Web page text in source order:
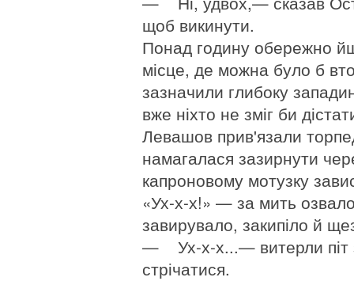
щоб викинути.
Понад годину обережно
місце, де можна було б
зазначили глибоку
вже ніхто не зміг би
Левашов прив'язали
намагалася зазирнути
капроновому мотузку
«Ух-х-х!» — за мить
завирувало, закипіло й
— Ух-х-х...— витерли піт
стрічатися.